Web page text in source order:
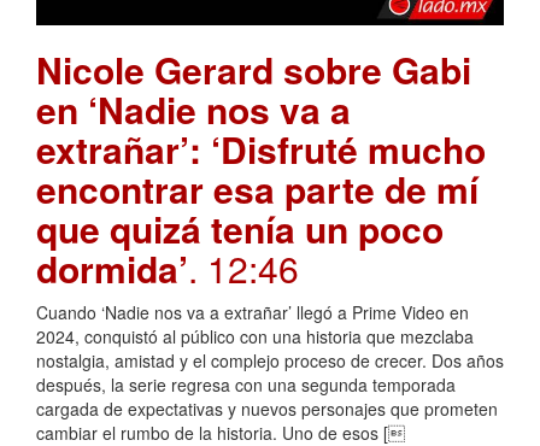
Nicole Gerard sobre Gabi
en ‘Nadie nos va a
extrañar’: ‘Disfruté mucho
encontrar esa parte de mí
que quizá tenía un poco
dormida’. 12:46
Cuando ‘Nadie nos va a extrañar’ llegó a Prime Video en
2024, conquistó al público con una historia que mezclaba
nostalgia, amistad y el complejo proceso de crecer. Dos años
después, la serie regresa con una segunda temporada
cargada de expectativas y nuevos personajes que prometen
cambiar el rumbo de la historia. Uno de esos [